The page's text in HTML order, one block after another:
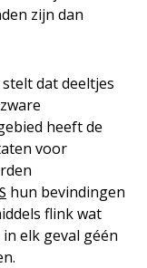
zijn dan
dat deeltjes
heeft de
voor
hun bevindingen
flink wat
elk geval géén